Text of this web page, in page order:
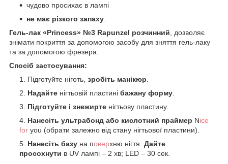
чудово просихає в лампі
не має різкого запаху
Гель-лак «Princess» №3 Rapunzel розчинний , дозволяє
знімати покриття за допомогою засобу для зняття гель-лаку
та за допомогою фрезера.
Спосіб застосування:
Підготуйте ніготь, зробіть манікюр
Надайте нігтьовій пластині бажану форму
Підготуйте і знежирте нігтьову пластину.
Нанесіть ультрабонд або кислотний праймер Nice
for you (обрати залежно від стану нігтьової пластини).
Нанесіть базу на поверхню нігтя. Дайте
просохнути в UV лампі – 2 хв; LED – 30 сек.